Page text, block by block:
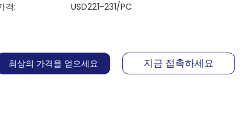
격: USD221-231/PC
최상의 가격을 얻으세요 지금 접촉하세요